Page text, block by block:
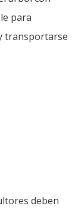
para
transportarse
deben